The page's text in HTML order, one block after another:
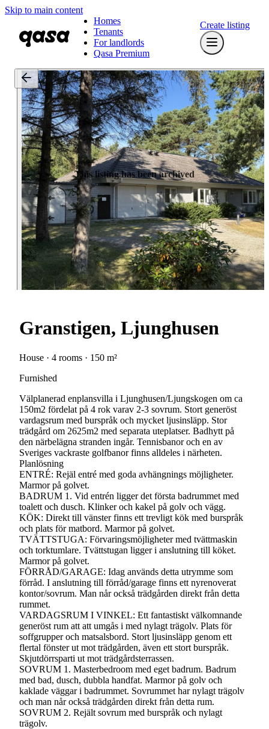
Skip to main content
Homes
Tenants
For landlords
Qasa Premium
Create listing
This listing has been archived
Granstigen, Ljunghusen
House · 4 rooms · 150 m²
Furnished
Välplanerad enplansvilla i Ljunghusen/Ljungskogen om ca
150m2 fördelat på 4 rok varav 2-3 sovrum. Stort generöst
vardagsrum med burspråk och mycket ljusinsläpp. Stor
trädgård om 2625m2 med separata uteplatser. Badhytt på
den närbelägna stranden ingår. Tennisbanor och en av
Sveriges vackraste golfbanor finns alldeles i närheten.
Planlösning
ENTRÉ: Rejäl entré med goda avhängnings möjligheter.
Marmor på golvet.
BADRUM 1. Vid entrén ligger det första badrummet med
toalett och dusch. Klinker och kakel på golv och vägg.
KÖK: Direkt till vänster finns ett trevligt kök med burspråk
och plats för matbord. Marmor på golvet.
TVÄTTSTUGA: Förvaringsmöjligheter med tvättmaskin
och torktumlare. Tvättstugan ligger i anslutning till köket.
Marmor på golvet.
FÖRRÅD/GARAGE: Idag används detta utrymme som
förråd. I anslutning till förråd/garage finns ett nyrenoverat
kontor/sovrum. Man når också trädgården direkt från detta
rummet.
VARDAGSRUM I VINKEL: Ett fantastiskt välkomnande
generöst rum att att umgås i med nylagt trägolv. Plats för
soffgrupper och matsalsbord. Stort ljusinsläpp genom ett
flertal fönster ut mot trädgården, även ett stort burspråk.
Skjutdörrsparti ut mot trädgårdsterrassen.
SOVRUM 1. Masterbedroom med eget badrum. Badrum
med bad, dusch, dubbla handfat. Marmor på golv och
kaklade väggar i badrummet. Sovrummet har nylagt trägolv
och man når också trädgården direkt från detta rum.
SOVRUM 2. Rejält sovrum med burspråk och nylagt
trägolv.